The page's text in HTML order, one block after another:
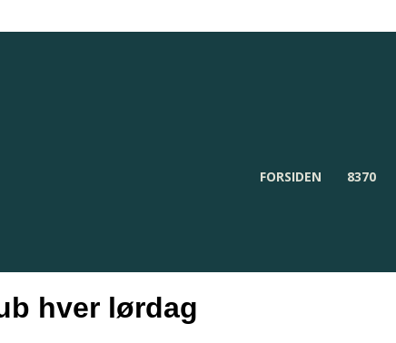
FORSIDEN 8370
hver lørdag